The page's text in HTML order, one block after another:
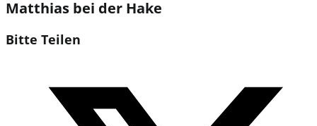
Matthias bei der Hake
Bitte Teilen